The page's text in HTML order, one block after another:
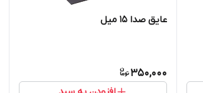
عایق‌ صدا 15 میل
350,000